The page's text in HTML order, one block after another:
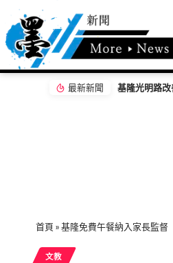
最新新聞 「蝶戀花」
首頁 »基隆免費午餐納入家長監
文教